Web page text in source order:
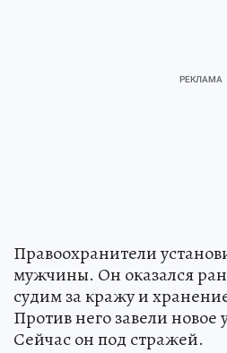
Правоохранители
мужчины. Он оказался
судим за кражу и
Против него завели новое
Сейчас он под стражей.